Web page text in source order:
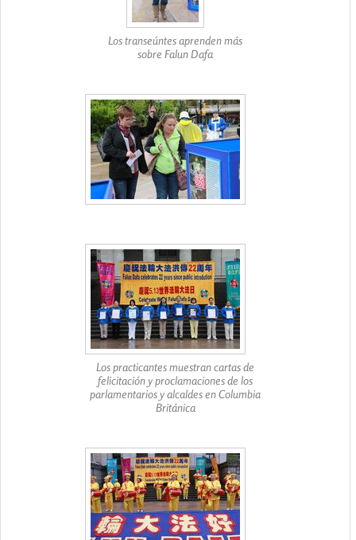
Los transeúntes aprenden más
sobre Falun Dafa
Los practicantes muestran cartas de
felicitación y proclamaciones de los
parlamentarios y alcaldes en Columbia
Británica